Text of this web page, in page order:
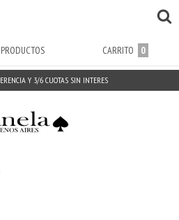
PRODUCTOS CARRITO 0
Y 3/6 CUOTAS SIN INTERES